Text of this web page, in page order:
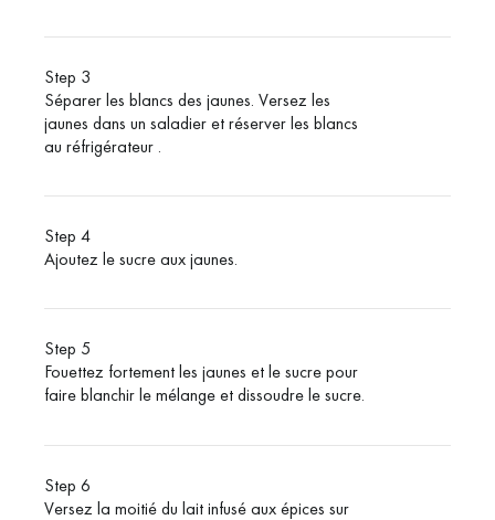
Step 3
Séparer les blancs des jaunes. Versez les
jaunes dans un saladier et réserver les blancs
au réfrigérateur .
Step 4
Ajoutez le sucre aux jaunes.
Step 5
Fouettez fortement les jaunes et le sucre pour
faire blanchir le mélange et dissoudre le sucre.
Step 6
Versez la moitié du lait infusé aux épices sur